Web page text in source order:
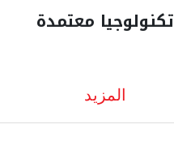
تكنولوجيا معتمدة
Ooredoo تزويد شركتك بمجموعة
المزيد